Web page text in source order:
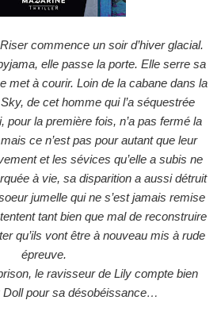
commence un soir d’hiver glacial.
elle passe la porte. Elle serre sa
met à courir. Loin de la cabane dans la
de cet homme qui l’a séquestrée
pour la première fois, n’a pas fermé la
ce n’est pas pour autant que leur
et les sévices qu’elle a subis ne
à vie, sa disparition a aussi détruit
jumelle qui ne s’est jamais remise
tant bien que mal de reconstruire
qu’ils vont être à nouveau mis à rude
épreuve.
le ravisseur de Lily compte bien
Doll pour sa désobéissance…